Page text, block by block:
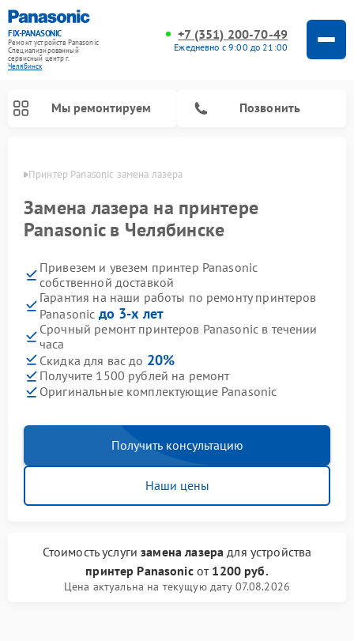
FIX-PANASONIC
Ремонт устройств Panasonic
Специализированный
cервисный центр г.
Челябинск
+7 (351) 200-70-49
Ежедневно с 9:00 до 21:00
Мы ремонтируем Позвонить
Принтер Panasonic замена лазера
Замена лазера на принтере
Panasonic в Челябинске
Привезем и увезем принтер Panasonic
собственной доставкой
Гарантия на наши работы по ремонту принтеров
Panasonic до 3-х лет
Срочный ремонт принтеров Panasonic в течении
часа
Скидка для вас до 20%
Получите 1500 рублей на ремонт
Оригинальные комплектующие Panasonic
Получить консультацию
Наши цены
Стоимость услугизамена лазера для устройства
принтер Panasonicот 1200 руб.
Цена актуальна на текущую дату 07.08.2026